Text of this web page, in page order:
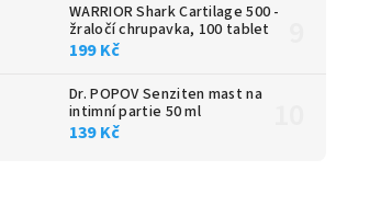
WARRIOR Shark Cartilage 500 -
žraločí chrupavka, 100 tablet
199 Kč
Dr. POPOV Senziten mast na
intimní partie 50 ml
139 Kč